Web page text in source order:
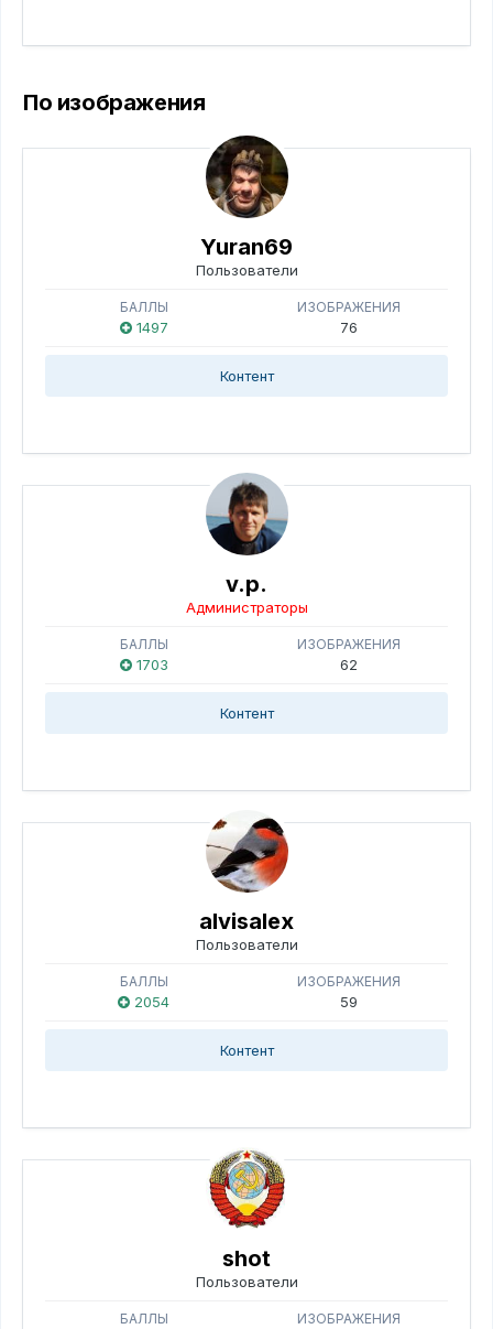
По изображения
Yuran69
Пользователи
БАЛЛЫ
1497
ИЗОБРАЖЕНИЯ
76
Контент
v.p.
Администраторы
БАЛЛЫ
1703
ИЗОБРАЖЕНИЯ
62
Контент
alvisalex
Пользователи
БАЛЛЫ
2054
ИЗОБРАЖЕНИЯ
59
Контент
shot
Пользователи
БАЛЛЫ ИЗОБРАЖЕНИЯ